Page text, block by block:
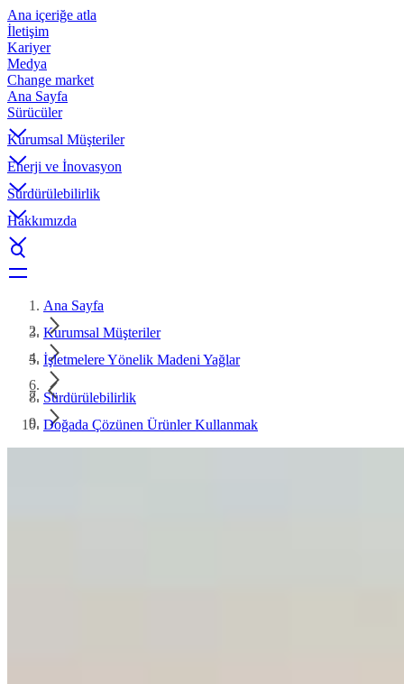
Ana içeriğe atla
İletişim
Kariyer
Medya
Change market
Ana Sayfa
Sürücüler
Kurumsal Müşteriler
Enerji ve İnovasyon
Sürdürülebilirlik
Hakkımızda
Ana Sayfa
Kurumsal Müşteriler
İşletmelere Yönelik Madeni Yağlar
Sürdürülebilirlik
Doğada Çözünen Ürünler Kullanmak